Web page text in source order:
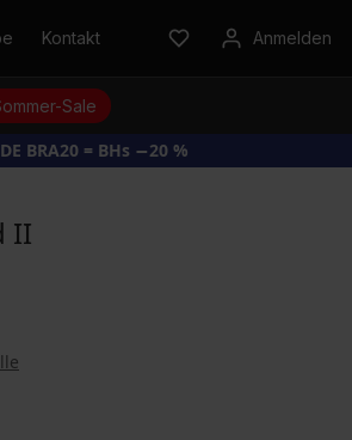
Kontakt Anmelden
Sale
BRA20 = BHs −20 %
II